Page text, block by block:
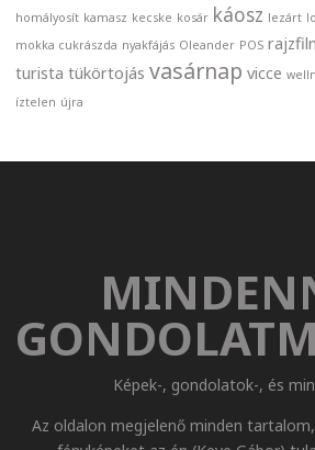
homályosít kamasz kecske kosár káosz lezárt
mokka cukrászda nyakfájás Oleander POS
turista tükörtojás vasárnap vicce
íztelen újra
Képek-, gondolatok-, és
Az oldalon megjelenő minden